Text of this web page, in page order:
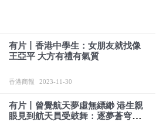
有片丨香港中學生：女朋友就找像
王亞平 大方有禮有氣質
香港商報 2023-11-30
有片丨曾覺航天夢虛無縹緲 港生親
眼見到航天員受鼓舞：逐夢蒼穹並